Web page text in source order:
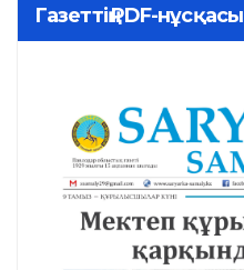
Газеттің PDF-нұсқасы